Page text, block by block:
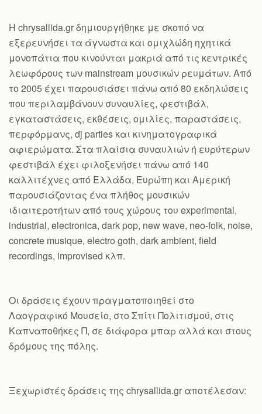
Η chrysallida.gr δημιουργήθηκε με σκοπό να
εξερευνήσει τα άγνωστα και ομιχλώδη ηχητικά
μονοπάτια που κινούνται μακριά από τις κεντρικές
λεωφόρους των mainstream μουσικών ρευμάτων. Από
το 2005 έχει παρουσιάσει πάνω από 80 εκδηλώσεις
που περιλαμβάνουν συναυλίες, φεστιβάλ,
εγκαταστάσεις, εκθέσεις, ομιλίες, παραστάσεις,
περφόρμανς, dj parties και κινηματογραφικά
αφιερώματα. Στα πλαίσια συναυλιών ή ευρύτερων
φεστιβάλ έχει φιλοξενήσει πάνω από 140
καλλιτέχνες από Ελλάδα, Ευρώπη και Αμερική
παρουσιάζοντας ένα πλήθος μουσικών
ιδιαιτεροτήτων από τους χώρους του experimental,
industrial, electronica, dark pop, new wave, neo-folk, noise,
concrete musique, electro goth, dark ambient, field
recordings, improvised κλπ.
Οι δράσεις έχουν πραγματοποιηθεί στο
Λαογραφικό Μουσείο, στο Σπίτι Πολιτισμού, στις
Καπναποθήκες Π, σε διάφορα μπαρ αλλά και στους
δρόμους της πόλης.
Ξεχωριστές δράσεις της chrysallida.gr αποτέλεσαν: